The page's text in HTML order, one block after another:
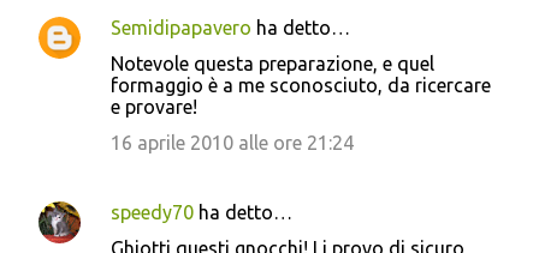
Semidipapavero ha detto…
Notevole questa preparazione, e quel
formaggio è a me sconosciuto, da ricercare
e provare!
16 aprile 2010 alle ore 21:24
speedy70 ha detto…
Ghiotti questi gnocchi! Li provo di sicuro,